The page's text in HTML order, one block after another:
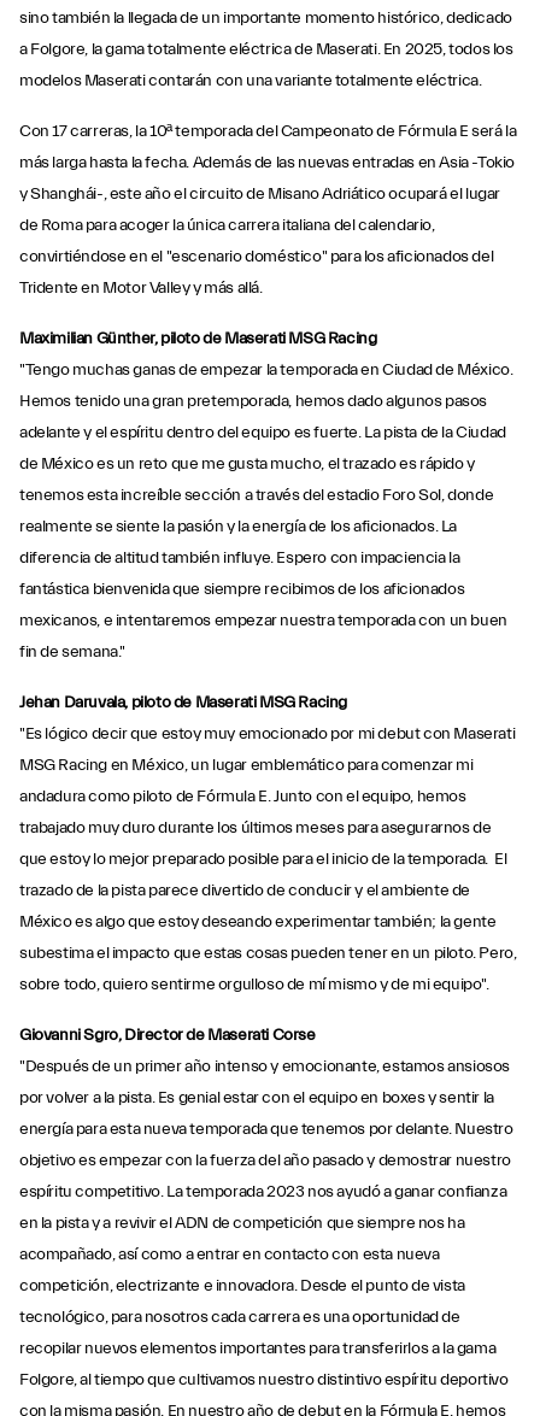
sino también la llegada de un importante momento histórico, dedicado
a Folgore, la gama totalmente eléctrica de Maserati. En 2025, todos los
modelos Maserati contarán con una variante totalmente eléctrica.
Con 17 carreras, la 10ª temporada del Campeonato de Fórmula E será la
más larga hasta la fecha. Además de las nuevas entradas en Asia -Tokio
y Shanghái-, este año el circuito de Misano Adriático ocupará el lugar
de Roma para acoger la única carrera italiana del calendario,
convirtiéndose en el "escenario doméstico" para los aficionados del
Tridente en Motor Valley y más allá.
Maximilian Günther, piloto de Maserati MSG Racing
"Tengo muchas ganas de empezar la temporada en Ciudad de México.
Hemos tenido una gran pretemporada, hemos dado algunos pasos
adelante y el espíritu dentro del equipo es fuerte. La pista de la Ciudad
de México es un reto que me gusta mucho, el trazado es rápido y
tenemos esta increíble sección a través del estadio Foro Sol, donde
realmente se siente la pasión y la energía de los aficionados. La
diferencia de altitud también influye. Espero con impaciencia la
fantástica bienvenida que siempre recibimos de los aficionados
mexicanos, e intentaremos empezar nuestra temporada con un buen
fin de semana."
Jehan Daruvala, piloto de Maserati MSG Racing
"Es lógico decir que estoy muy emocionado por mi debut con Maserati
MSG Racing en México, un lugar emblemático para comenzar mi
andadura como piloto de Fórmula E. Junto con el equipo, hemos
trabajado muy duro durante los últimos meses para asegurarnos de
que estoy lo mejor preparado posible para el inicio de la temporada. El
trazado de la pista parece divertido de conducir y el ambiente de
México es algo que estoy deseando experimentar también; la gente
subestima el impacto que estas cosas pueden tener en un piloto. Pero,
sobre todo, quiero sentirme orgulloso de mí mismo y de mi equipo".
Giovanni Sgro, Director de Maserati Corse
"Después de un primer año intenso y emocionante, estamos ansiosos
por volver a la pista. Es genial estar con el equipo en boxes y sentir la
energía para esta nueva temporada que tenemos por delante. Nuestro
objetivo es empezar con la fuerza del año pasado y demostrar nuestro
espíritu competitivo. La temporada 2023 nos ayudó a ganar confianza
en la pista y a revivir el ADN de competición que siempre nos ha
acompañado, así como a entrar en contacto con esta nueva
competición, electrizante e innovadora. Desde el punto de vista
tecnológico, para nosotros cada carrera es una oportunidad de
recopilar nuevos elementos importantes para transferirlos a la gama
Folgore, al tiempo que cultivamos nuestro distintivo espíritu deportivo
con la misma pasión. En nuestro año de debut en la Fórmula E, hemos